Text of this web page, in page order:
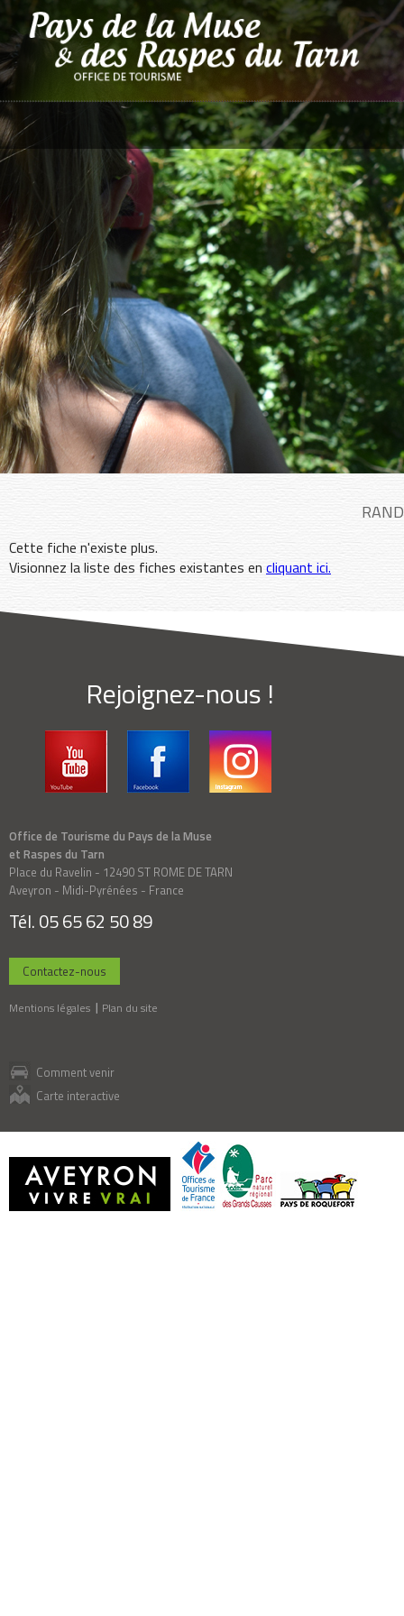
Cette fiche n'existe plus.
Visionnez la liste des fiches existantes en cliquant ici.
Rejoignez-nous !
Office de Tourisme du Pays de la Muse
et Raspes du Tarn
Place du Ravelin - 12490 ST ROME DE TARN
Aveyron - Midi-Pyrénées - France
Tél. 05 65 62 50 89
Contactez-nous
Mentions légales Plan du site
Comment venir
Carte interactive